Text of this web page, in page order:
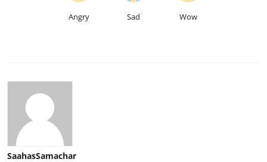
Angry Sad Wow
SaahasSamachar